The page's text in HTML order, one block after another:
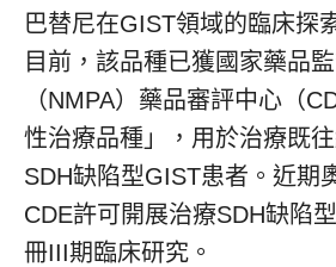
巴替尼在GIST領域的臨床探
目前，該品種已獲國家藥品
（NMPA）藥品審評中心（
性治療品種」，用於治療既
SDH缺陷型GIST患者。近期
CDE許可開展治療SDH缺陷
冊III期臨床研究。